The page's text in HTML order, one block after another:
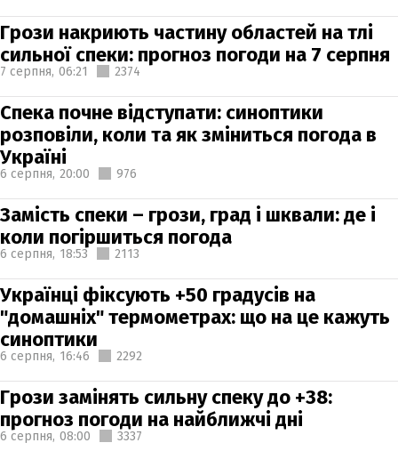
Грози накриють частину областей на тлі
сильної спеки: прогноз погоди на 7 серпня
7 серпня, 06:21 2374
Спека почне відступати: синоптики
розповіли, коли та як зміниться погода в
Україні
6 серпня, 20:00 976
Замість спеки – грози, град і шквали: де і
коли погіршиться погода
6 серпня, 18:53 2113
Українці фіксують +50 градусів на
"домашніх" термометрах: що на це кажуть
синоптики
6 серпня, 16:46 2292
Грози замінять сильну спеку до +38:
прогноз погоди на найближчі дні
6 серпня, 08:00 3337